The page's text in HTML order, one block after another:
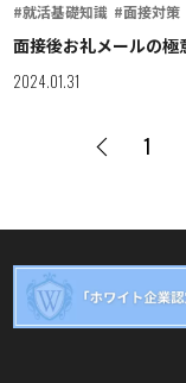
#就活基礎知識 #面接対策
面接後お礼メールの
2024.01.31
1